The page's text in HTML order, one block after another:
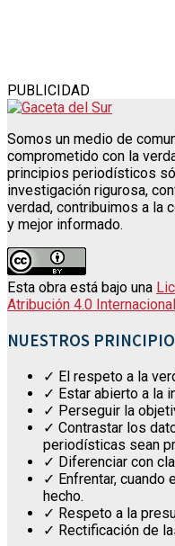
PUBLICIDAD
Somos un medio de
comprometido con la
principios periodísticos
investigación rigurosa,
verdad, contribuimos a la
y mejor informado.
Esta obra está bajo una
Atribución 4.0 Internacional
NUESTROS
✓ El respeto a la
✓ Estar abierto a la
✓ Perseguir la
✓ Contrastar los
periodísticas sean
✓ Diferenciar con
✓ Enfrentar, cuando
hecho.
✓ Respeto a la
✓ Rectificación de